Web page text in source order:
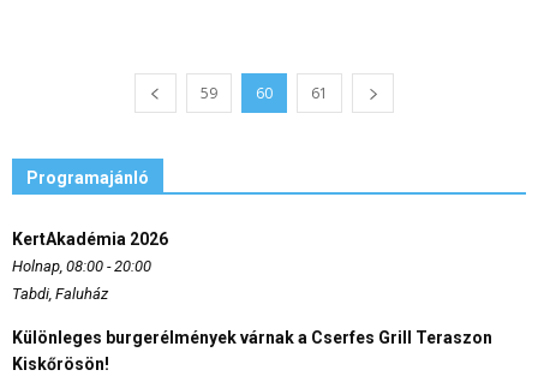
59 60 61
Programajánló
KertAkadémia 2026
Holnap, 08:00 - 20:00
Tabdi, Faluház
Különleges burgerélmények várnak a Cserfes Grill Teraszon
Kiskőrösön!